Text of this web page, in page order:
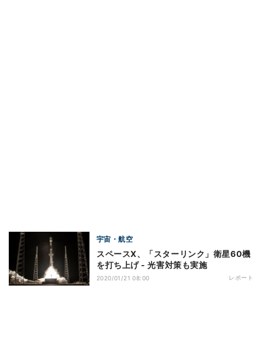
宇宙・航空
スペースX、「スターリンク」衛星60機
を打ち上げ - 光害対策も実施
2020/01/21 08:00 レポート